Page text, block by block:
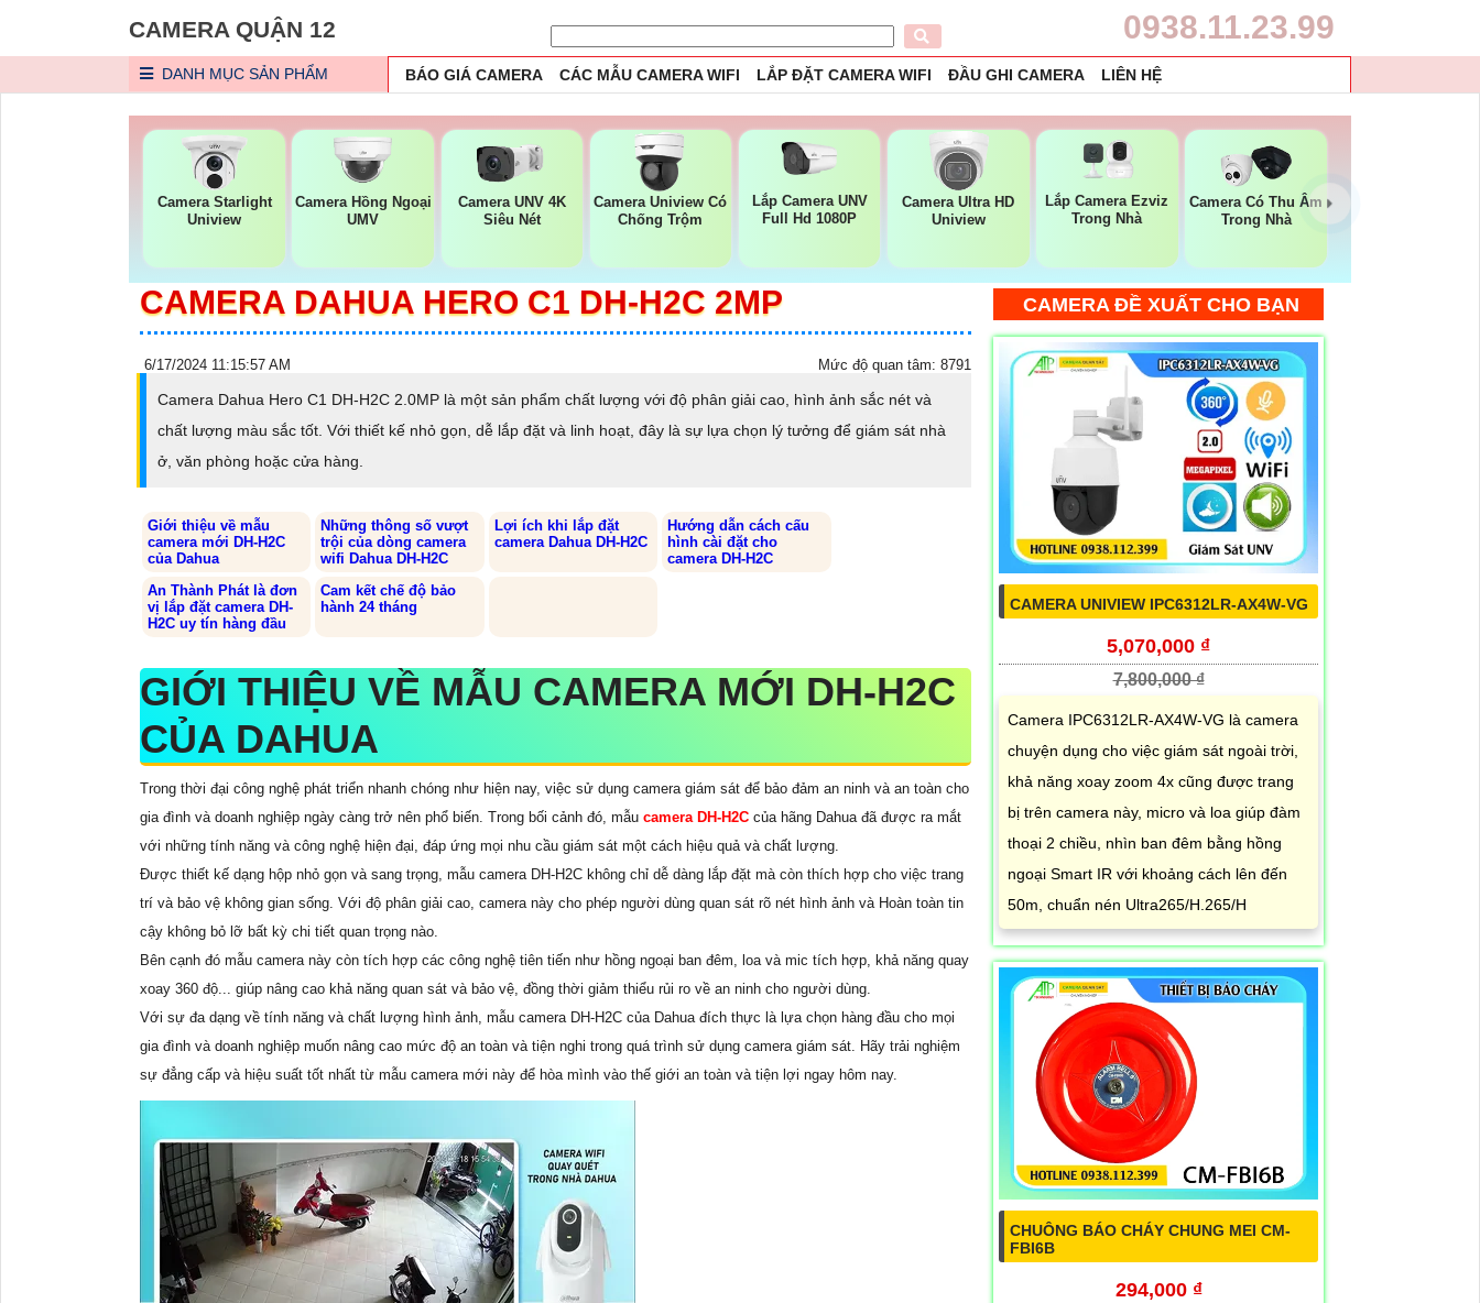
CAMERA QUẬN 12 0938.11.23.99
DANH MỤC SẢN PHẨM BÁO GIÁ CAMERA CÁC MẪU CAMERA WIFI LẮP ĐẶT CAMERA WIFI ĐẦU GHI CAMERA LIÊN HỆ
Camera Starlight
Uniview
Camera Hồng Ngoại
UMV
Camera UNV 4K
Siêu Nét
Camera Uniview Có
Chống Trộm
Lắp Camera UNV
Full Hd 1080P
Camera Ultra HD
Uniview
Lắp Camera Ezviz
Trong Nhà
Camera Có Thu Âm
Trong Nhà
CAMERA DAHUA HERO C1 DH-H2C 2MP
6/17/2024 11:15:57 AM Mức độ quan tâm: 8791
Camera Dahua Hero C1 DH-H2C 2.0MP là một sản phẩm chất lượng với độ phân giải cao, hình ảnh sắc nét và
chất lượng màu sắc tốt. Với thiết kế nhỏ gọn, dễ lắp đặt và linh hoạt, đây là sự lựa chọn lý tưởng để giám sát nhà
ở, văn phòng hoặc cửa hàng.
Giới thiệu về mẫu
camera mới DH-H2C
của Dahua
Những thông số vượt
trội của dòng camera
wifi Dahua DH-H2C
Lợi ích khi lắp đặt
camera Dahua DH-H2C
Hướng dẫn cách cấu
hình cài đặt cho
camera DH-H2C
An Thành Phát là đơn
vị lắp đặt camera DH-
H2C uy tín hàng đầu
Cam kết chế độ bảo
hành 24 tháng
GIỚI THIỆU VỀ MẪU CAMERA MỚI DH-H2C
CỦA DAHUA
Trong thời đại công nghệ phát triển nhanh chóng như hiện nay, việc sử dụng camera giám sát để bảo đảm an ninh và an toàn cho
gia đình và doanh nghiệp ngày càng trở nên phổ biến. Trong bối cảnh đó, mẫu camera DH-H2C của hãng Dahua đã được ra mắt
với những tính năng và công nghệ hiện đại, đáp ứng mọi nhu cầu giám sát một cách hiệu quả và chất lượng.
Được thiết kế dạng hộp nhỏ gọn và sang trọng, mẫu camera DH-H2C không chỉ dễ dàng lắp đặt mà còn thích hợp cho việc trang
trí và bảo vệ không gian sống. Với độ phân giải cao, camera này cho phép người dùng quan sát rõ nét hình ảnh và Hoàn toàn tin
cậy không bỏ lỡ bất kỳ chi tiết quan trọng nào.
Bên cạnh đó mẫu camera này còn tích hợp các công nghệ tiên tiến như hồng ngoại ban đêm, loa và mic tích hợp, khả năng quay
xoay 360 độ... giúp nâng cao khả năng quan sát và bảo vệ, đồng thời giảm thiểu rủi ro về an ninh cho người dùng.
Với sự đa dạng về tính năng và chất lượng hình ảnh, mẫu camera DH-H2C của Dahua đích thực là lựa chọn hàng đầu cho mọi
gia đình và doanh nghiệp muốn nâng cao mức độ an toàn và tiện nghi trong quá trình sử dụng camera giám sát. Hãy trải nghiệm
sự đẳng cấp và hiệu suất tốt nhất từ mẫu camera mới này để hòa mình vào thế giới an toàn và tiện lợi ngay hôm nay.
CAMERA ĐỀ XUẤT CHO BẠN
CAMERA UNIVIEW IPC6312LR-AX4W-VG
5,070,000 ₫
7,800,000 ₫
Camera IPC6312LR-AX4W-VG là camera
chuyện dụng cho việc giám sát ngoài trời,
khả năng xoay zoom 4x cũng được trang
bị trên camera này, micro và loa giúp đàm
thoại 2 chiều, nhìn ban đêm bằng hồng
ngoại Smart IR với khoảng cách lên đến
50m, chuẩn nén Ultra265/H.265/H
CHUÔNG BÁO CHÁY CHUNG MEI CM-
FBI6B
294,000 ₫